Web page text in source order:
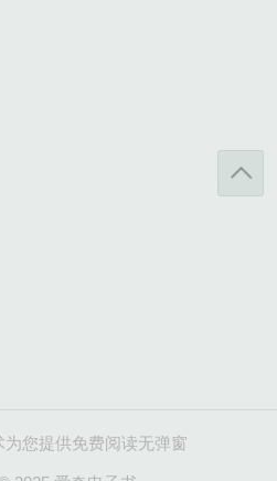
您提供免费阅读无弹窗